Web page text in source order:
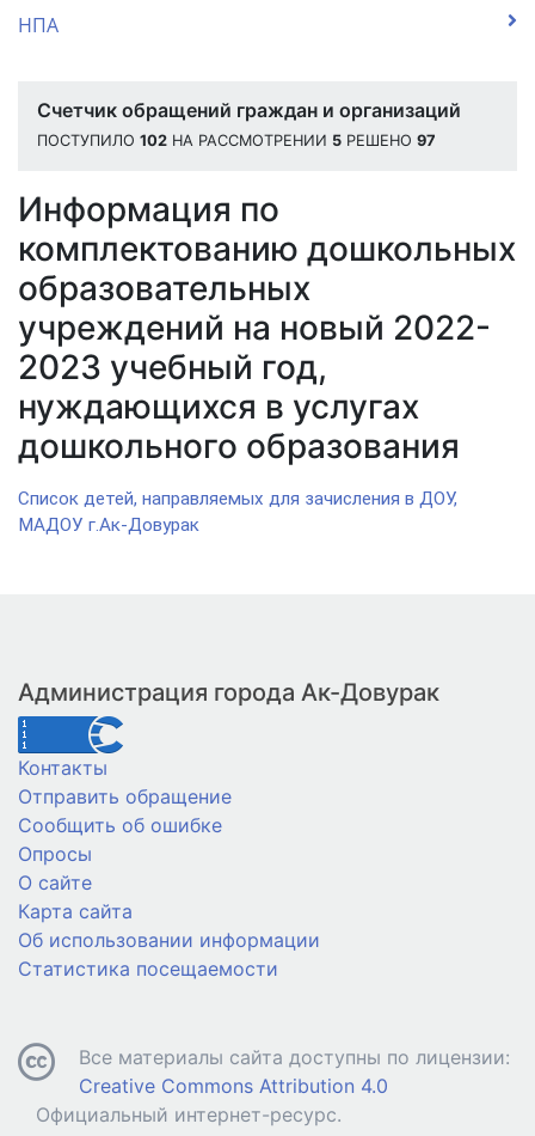
НПА
Счетчик обращений граждан и организаций
ПОСТУПИЛО 102 НА РАССМОТРЕНИИ 5 РЕШЕНО 97
Информация по
комплектованию дошкольных
образовательных
учреждений на новый 2022-
2023 учебный год,
нуждающихся в услугах
дошкольного образования
Список детей, направляемых для зачисления в ДОУ,
МАДОУ г.Ак-Довурак
Администрация города Ак-Довурак
Контакты
Отправить обращение
Сообщить об ошибке
Опросы
О сайте
Карта сайта
Об использовании информации
Статистика посещаемости
Все материалы сайта доступны по лицензии:
Creative Commons Attribution 4.0
Официальный интернет-ресурс.